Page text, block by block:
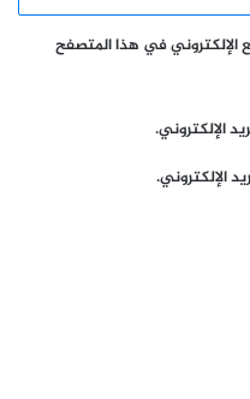
الإلكتروني في هذا المتصفح
الإلكتروني.
الإلكتروني.